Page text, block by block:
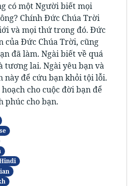
có một Người biết mọi
Chính Đức Chúa Trời
và mọi thứ trong đó. Đức
của Đức Chúa Trời, cũng
đã làm. Ngài biết về quá
tương lai. Ngài yêu bạn và
này để cứu bạn khỏi tội lỗi.
cho cuộc đời bạn để
phúc cho bạn.